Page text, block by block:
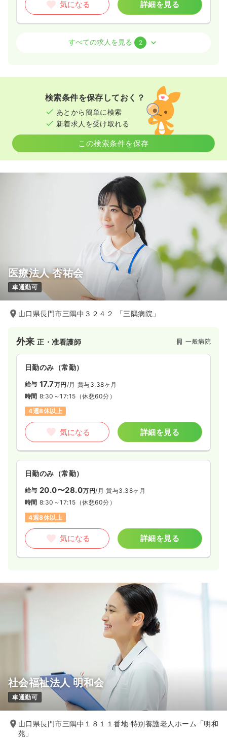
気になる 詳細を見る
介護・福祉系正・准看護師
8:00～17:00（休憩60分）
年間休日121日
4週8休以上
担当業務未経験可
ブランク可
第二新卒可 月給26万円以上可
気になる 詳細を見る
1,228〜1,288円
（休憩60分）
ブランク可
第二新卒可
詳細を見る
すべての求人を見る 2
検索条件を保存しておく？
あとから簡単に検索
新着求人を受け取れる
この検索条件を保存
医療法人 杏祐会
車通勤可
山口県長門市三隅中３２４２ 「三隅病院」
外来正・准看護師 一般病院
日勤のみ（常勤）
給与 17.7万円/月 賞与3.38ヶ月
時間 8:30～17:15 （休憩60分）
4週8休以上
気になる 詳細を見る
日勤のみ（常勤）
給与 20.0〜28.0万円/月 賞与3.38ヶ月
時間 8:30～17:15 （休憩60分）
4週8休以上
気になる 詳細を見る
社会福祉法人 明和会
車通勤可
山口県長門市三隅中１８１１番地 特別養護老人ホーム「明和
苑」